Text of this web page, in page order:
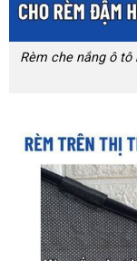
Rèm che nắng ô